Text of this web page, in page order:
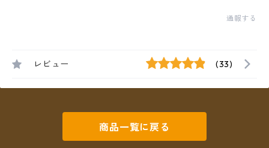
通報する
レビュー (33)
商品一覧に戻る